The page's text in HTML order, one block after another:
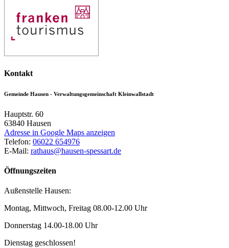
Kontakt
Gemeinde Hausen - Verwaltungsgemeinschaft Kleinwallstadt
Hauptstr. 60
63840 Hausen
Adresse in Google Maps anzeigen
Telefon: 06022 654976
E-Mail: rathaus@hausen-spessart.de
Öffnungszeiten
Außenstelle Hausen:
Montag, Mittwoch, Freitag 08.00-12.00 Uhr
Donnerstag 14.00-18.00 Uhr
Dienstag geschlossen!